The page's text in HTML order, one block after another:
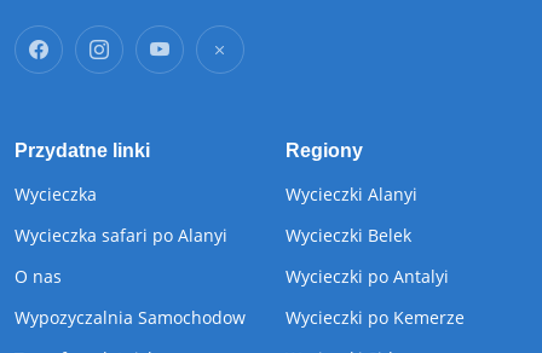
Przydatne linki
Wycieczka
Wycieczka safari po Alanyi
O nas
Wypozyczalnia Samochodow
Regiony
Wycieczki Alanyi
Wycieczki Belek
Wycieczki po Antalyi
Wycieczki po Kemerze